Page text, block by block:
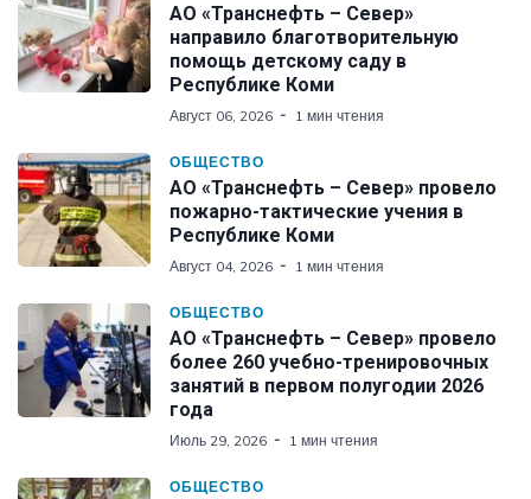
АО «Транснефть – Север»
направило благотворительную
помощь детскому саду в
Республике Коми
Август 06, 2026 1 мин чтения
ОБЩЕСТВО
АО «Транснефть – Север» провело
пожарно-тактические учения в
Республике Коми
Август 04, 2026 1 мин чтения
ОБЩЕСТВО
АО «Транснефть – Север» провело
более 260 учебно-тренировочных
занятий в первом полугодии 2026
года
Июль 29, 2026 1 мин чтения
ОБЩЕСТВО